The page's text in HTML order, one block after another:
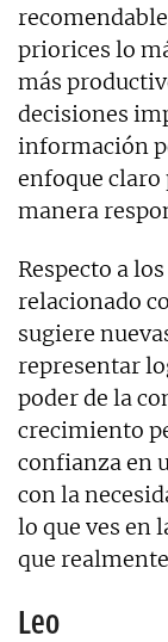
priorices lo
más
decisiones
información
enfoque claro
manera
Respecto a
relacionado
sugiere
representar
poder de la
crecimiento
confianza en
con la
lo que ves en
que
Leo